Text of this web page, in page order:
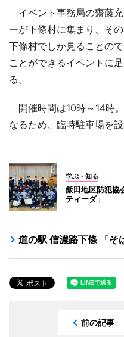
イベント事務局の齋藤
ーが下條村に集まり、そ
下條村でしか見ることの
ことができるイベントに
る。
開催時間は10時～14時
なるため、臨時駐車場を
学ぶ・知る
飯田地区防犯協
ティーダ」
道の駅 信濃路下條 「そ
前の記事